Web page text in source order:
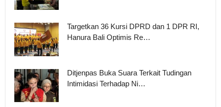
Targetkan 36 Kursi DPRD dan 1 DPR RI,
Hanura Bali Optimis Re…
Ditjenpas Buka Suara Terkait Tudingan
Intimidasi Terhadap Ni…